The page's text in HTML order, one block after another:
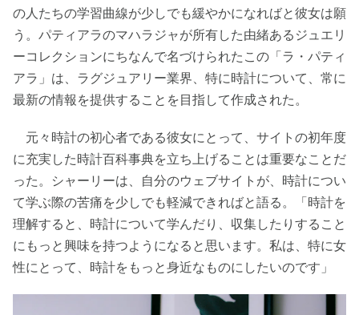
の人たちの学習曲線が少しでも緩やかになればと彼女は願
う。パティアラのマハラジャが所有した由緒あるジュエリ
ーコレクションにちなんで名づけられたこの「ラ・パティ
アラ」は、ラグジュアリー業界、特に時計について、常に
最新の情報を提供することを目指して作成された。
元々時計の初心者である彼女にとって、サイトの初年度
に充実した時計百科事典を立ち上げることは重要なことだ
った。シャーリーは、自分のウェブサイトが、時計につい
て学ぶ際の苦痛を少しでも軽減できればと語る。「時計を
理解すると、時計について学んだり、収集したりすること
にもっと興味を持つようになると思います。私は、特に女
性にとって、時計をもっと身近なものにしたいのです」